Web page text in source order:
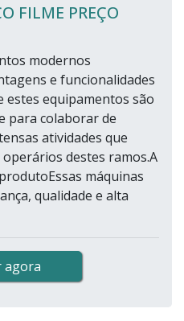
FILME PREÇO
modernos
e funcionalidades
estes equipamentos são
para colaborar de
atividades que
destes ramos.A
máquinas
qualidade e alta
agora